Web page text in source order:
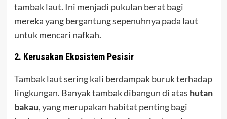
tambak laut. Ini menjadi pukulan berat bagi
mereka yang bergantung sepenuhnya pada laut
untuk mencari nafkah.
2. Kerusakan Ekosistem Pesisir
Tambak laut sering kali berdampak buruk terhadap
lingkungan. Banyak tambak dibangun di atas hutan
bakau, yang merupakan habitat penting bagi